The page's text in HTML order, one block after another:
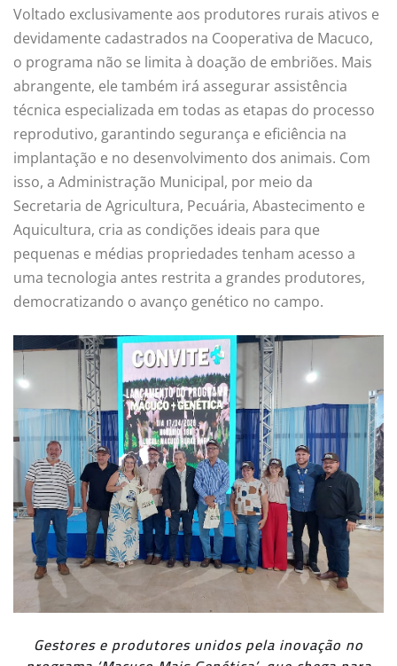
Voltado exclusivamente aos produtores rurais ativos e
devidamente cadastrados na Cooperativa de Macuco,
o programa não se limita à doação de embriões. Mais
abrangente, ele também irá assegurar assistência
técnica especializada em todas as etapas do processo
reprodutivo, garantindo segurança e eficiência na
implantação e no desenvolvimento dos animais. Com
isso, a Administração Municipal, por meio da
Secretaria de Agricultura, Pecuária, Abastecimento e
Aquicultura, cria as condições ideais para que
pequenas e médias propriedades tenham acesso a
uma tecnologia antes restrita a grandes produtores,
democratizando o avanço genético no campo.
Gestores e produtores unidos pela inovação no